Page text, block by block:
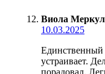
Виола
10.03.2025
Единственный
устраивает.
порадовал.